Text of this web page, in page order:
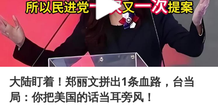
1枚就能让航母瘫痪 轰-6J实力有多强
王艺迪2-4不敌张本美和止步4强
国足U17与阿森纳决赛取消 并列冠军
上门女婿出轨女邻居多年被判重婚罪
王传君 《披荆斩棘》
2025年小学教师减少13.19万
Play
00:00 05:52
大陆盯着！郑丽文拼出1条血路，台当
局：你把美国的话当耳旁风！